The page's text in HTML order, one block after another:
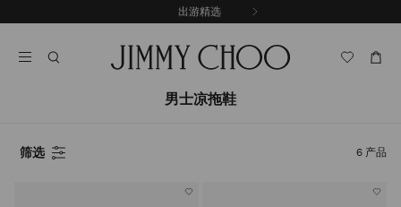
至
探索新品
出游精选
男士凉拖鞋
筛选 6 产品